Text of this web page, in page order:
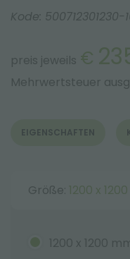
Kode: 500712301230-
preis jeweils €
Mehrwertsteuer
EIGENSCHAFTEN
Größe: 1200 x
1200 x 1200